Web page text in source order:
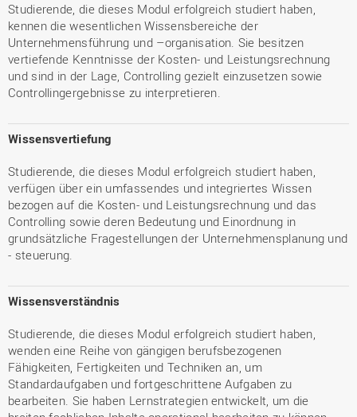
Studierende, die dieses Modul erfolgreich studiert haben,
kennen die wesentlichen Wissensbereiche der
Unternehmensführung und –organisation. Sie besitzen
vertiefende Kenntnisse der Kosten- und Leistungsrechnung
und sind in der Lage, Controlling gezielt einzusetzen sowie
Controllingergebnisse zu interpretieren.
Wissensvertiefung
Studierende, die dieses Modul erfolgreich studiert haben,
verfügen über ein umfassendes und integriertes Wissen
bezogen auf die Kosten- und Leistungsrechnung und das
Controlling sowie deren Bedeutung und Einordnung in
grundsätzliche Fragestellungen der Unternehmensplanung und
- steuerung.
Wissensverständnis
Studierende, die dieses Modul erfolgreich studiert haben,
wenden eine Reihe von gängigen berufsbezogenen
Fähigkeiten, Fertigkeiten und Techniken an, um
Standardaufgaben und fortgeschrittene Aufgaben zu
bearbeiten. Sie haben Lernstrategien entwickelt, um die